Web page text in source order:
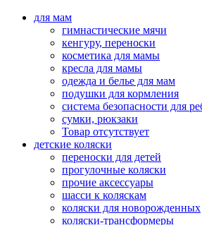
для мам
гимнастические мячи
кенгуру, переноски
косметика для мамы
кресла для мамы
одежда и белье для мам
подушки для кормления
система безопасности для
сумки, рюкзаки
Товар отсутствует
детские коляски
переноски для детей
прогулочные коляски
прочие аксессуары
шасси к коляскам
коляски для новорожденных
коляски-трансформеры